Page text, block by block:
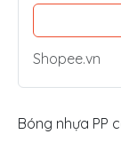
Shopee.vn
Bóng nhựa PP